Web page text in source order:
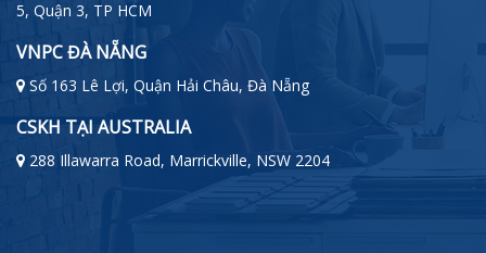
5, Quận 3, TP HCM
VNPC ĐÀ NẴNG
Số 163 Lê Lợi, Quận Hải Châu, Đà Nẵng
CSKH TẠI AUSTRALIA
288 Illawarra Road, Marrickville, NSW 2204